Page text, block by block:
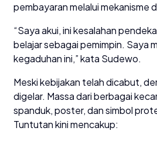
pembayaran melalui mekanisme
“Saya akui, ini kesalahan
belajar sebagai pemimpin. Saya
kegaduhan ini,” kata Sudewo.
Meski kebijakan telah dicabut,
digelar. Massa dari berbagai
spanduk, poster, dan simbol
Tuntutan kini mencakup: